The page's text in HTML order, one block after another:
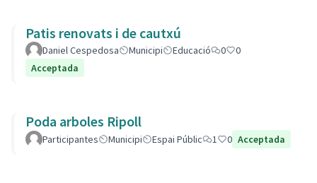
Patis renovats i de cautxú
Daniel Cespedosa Municipi Educació 0
0
Acceptada
Poda arboles Ripoll
Participantes Municipi Espai Públic 1 0 Acceptada